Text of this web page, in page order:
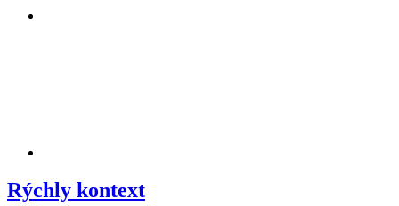
Rýchly kontext